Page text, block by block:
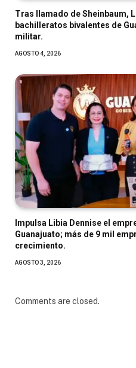
Tras llamado de Sheinbaum,
bachilleratos bivalentes de
militar.
AGOSTO 4, 2026
Impulsa Libia Dennise el
Guanajuato; más de 9 mil
crecimiento.
AGOSTO 3, 2026
Comments are closed.